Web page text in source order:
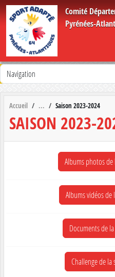
Comité
Pyrénées-
Accueil Saison 2023-2024
SAISON 2023-
Albums photos de
Albums vidéos de
Documents de
Challenge de la
Panneau de gestion des cookies